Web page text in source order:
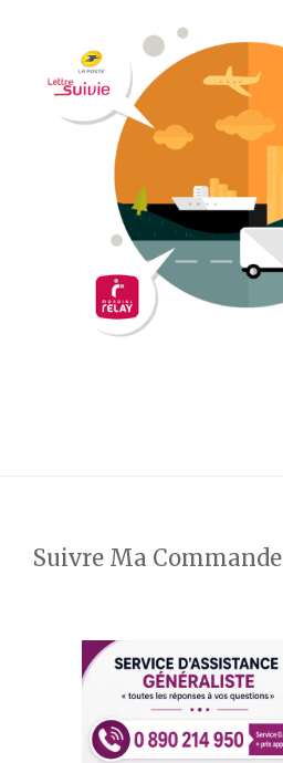
Suivre Ma Commande